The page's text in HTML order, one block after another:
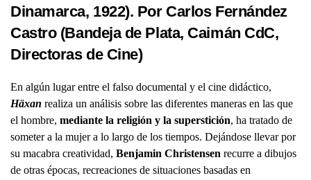
Dinamarca, 1922). Por Carlos Fernández
Castro (Bandeja de Plata, Caimán CdC,
Directoras de Cine)
En algún lugar entre el falso documental y el cine didáctico,
Häxan realiza un análisis sobre las diferentes maneras en las que
el hombre, mediante la religión y la superstición, ha tratado de
someter a la mujer a lo largo de los tiempos. Dejándose llevar por
su macabra creatividad, Benjamin Christensen recurre a dibujos
de otras épocas, recreaciones de situaciones basadas en